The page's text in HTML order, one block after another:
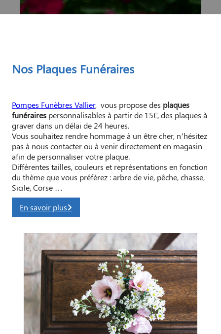
Nos Plaques Funéraires
Pompes Funèbres Vallier, vous propose des plaques
funéraires personnalisables à partir de 15€, des plaques à
graver dans un délai de 24 heures.
Vous souhaitez rendre hommage à un être cher, n’hésitez
pas à nous contacter ou à venir directement en magasin
afin de personnaliser votre plaque.
Différentes tailles, couleurs et représentations en fonction
du thème que vous préférez : arbre de vie, pêche, chasse,
Sicile, Corse …
En savoir plus